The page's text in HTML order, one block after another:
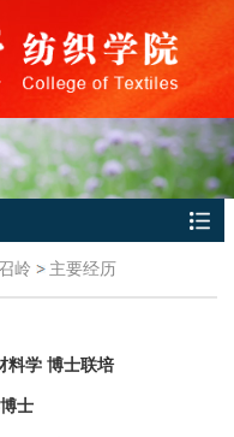
岭 主要经历
料学 博士联培
士